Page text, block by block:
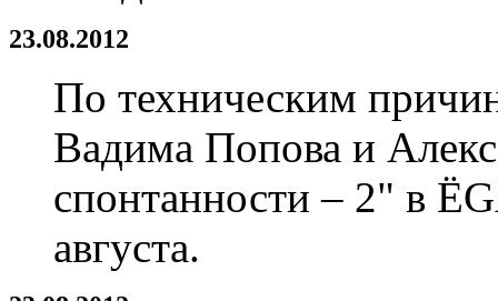
23.08.2012
По техническим
Вадима Попова и
спонтанности – 2" в
августа.